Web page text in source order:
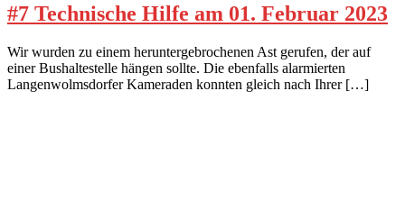
#7 Technische Hilfe am 01. Februar 2023
Wir wurden zu einem heruntergebrochenen Ast gerufen, der auf
einer Bushaltestelle hängen sollte. Die ebenfalls alarmierten
Langenwolmsdorfer Kameraden konnten gleich nach Ihrer […]